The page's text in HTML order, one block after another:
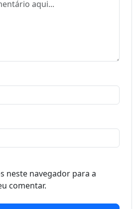
neste navegador para a
comentar.